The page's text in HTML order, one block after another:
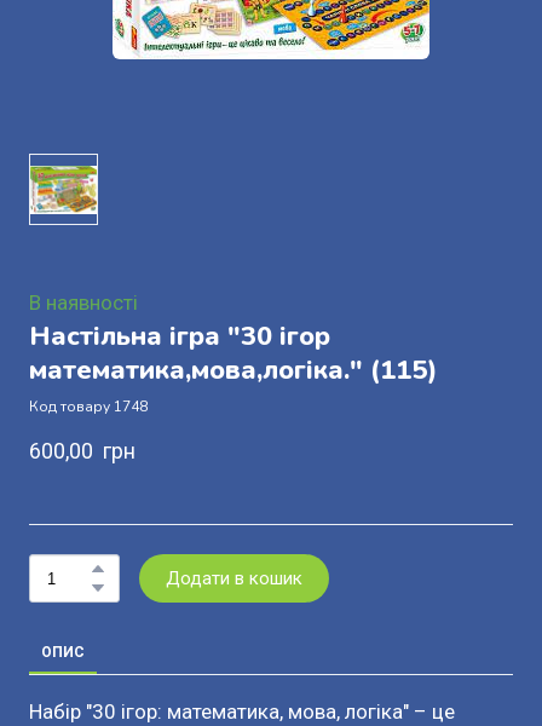
В наявності
Настільна ігра "30 ігор
математика,мова,логіка." (115)
Код товару 1748
600,00  грн
Додати в кошик
ОПИС
Набір "30 ігор: математика, мова, логіка" – це